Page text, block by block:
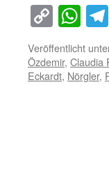
Copy
Link
Veröffentlicht
Özdemir, Claudia
Eckardt, Nörgler,